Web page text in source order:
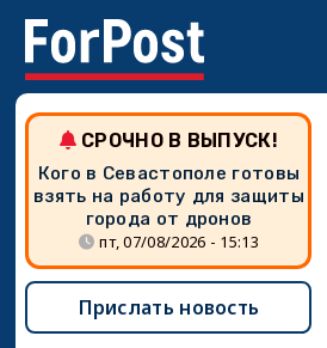
СРОЧНО В ВЫПУСК!
Кого в Севастополе готовы
взять на работу для защиты
города от дронов
пт, 07/08/2026 - 15:13
Прислать новость